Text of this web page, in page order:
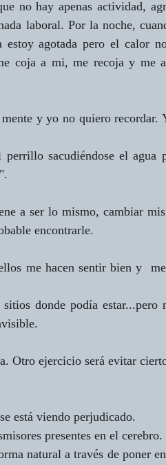
no hay apenas actividad,
laboral. Por la noche,
agotada pero el calor
coja a mi, me recoja y me
y yo no quiero recordar.
sacudiéndose el agua
a ser lo mismo, cambiar
encontrarle.
me hacen sentir bien y
donde podía estar...pero
Otro ejercicio será evitar
está viendo perjudicado.
presentes en el cerebro.
natural a través de poner